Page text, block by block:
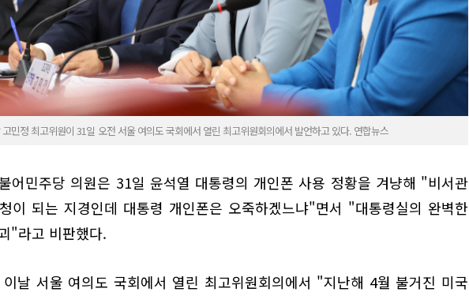
민정 최고위원이 31일 오전 서울 여의도 국회에서 열린 최고위원회의에서 발언하고 있다. 연합뉴스
어민주당 의원은 31일 윤석열 대통령의 개인폰 사용 정황을 겨냥해 "비서관
이 되는 지경인데 대통령 개인폰은 오죽하겠느냐"면서 "대통령실의 완벽한
"라고 비판했다.
날 서울 여의도 국회에서 열린 최고위원회의에서 "지난해 4월 불거진 미국